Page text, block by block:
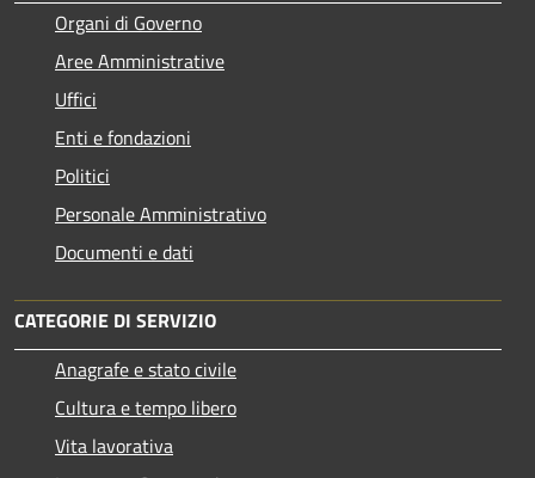
Organi di Governo
Aree Amministrative
Uffici
Enti e fondazioni
Politici
Personale Amministrativo
Documenti e dati
CATEGORIE DI SERVIZIO
Anagrafe e stato civile
Cultura e tempo libero
Vita lavorativa